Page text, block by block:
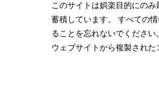
このサイトは娯楽目的にの
蓄積しています。 すべての
ることを忘れないでくださ
ウェブサイトから複製された